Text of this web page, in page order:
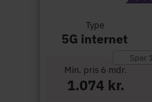
Type
5G internet
Spar
Min. pris 6 mdr.
1.074 kr.